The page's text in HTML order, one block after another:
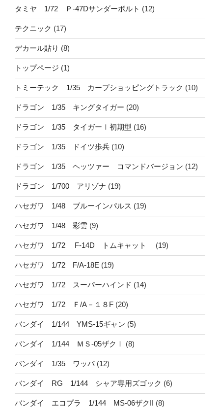
タミヤ 1/72 Ｐ-47Dサンダーボルト (12)
テクニック (17)
デカール貼り (8)
トップページ (1)
トミーテック 1/35 カープショッピングトラック (10)
ドラゴン 1/35 キングタイガー (20)
ドラゴン 1/35 タイガーⅠ初期型 (16)
ドラゴン 1/35 ドイツ歩兵 (10)
ドラゴン 1/35 ヘッツァー コマンドバージョン (12)
ドラゴン 1/700 アリゾナ (19)
ハセガワ 1/48 ブルーインパルス (19)
ハセガワ 1/48 彩雲 (9)
ハセガワ 1/72 F-14D トムキャット (19)
ハセガワ 1/72 F/A-18E (19)
ハセガワ 1/72 スーパーハインド (14)
ハセガワ 1/72 Ｆ/A－１８F (20)
バンダイ 1/144 YMS-15ギャン (5)
バンダイ 1/144 ＭＳ-05ザクⅠ (8)
バンダイ 1/35 ワッパ(12)
バンダイ RG 1/144 シャア専用ズゴック (6)
バンダイ エコプラ 1/144 MS-06ザクII (8)